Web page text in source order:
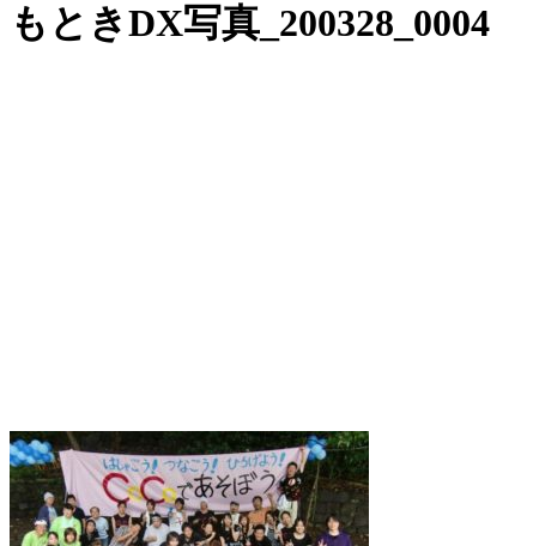
もときDX写真_200328_0004